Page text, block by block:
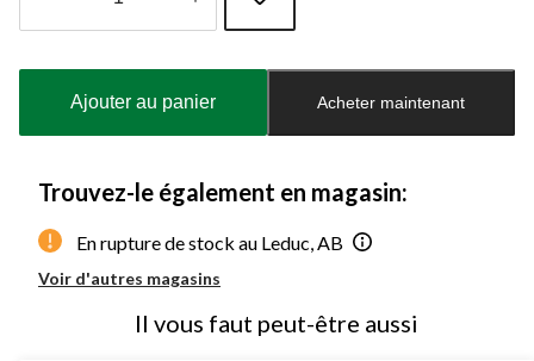
à
Ajouter au panier Acheter maintenant
Trouvez-le également en magasin:
En rupture de stock au Leduc, AB
Voir d'autres magasins
Il vous faut peut-être aussi